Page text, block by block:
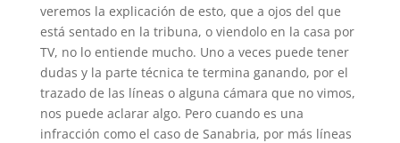
veremos la explicación de esto, que a ojos del que
está sentado en la tribuna, o viendolo en la casa por
TV, no lo entiende mucho. Uno a veces puede tener
dudas y la parte técnica te termina ganando, por el
trazado de las líneas o alguna cámara que no vimos,
nos puede aclarar algo. Pero cuando es una
infracción como el caso de Sanabria, por más líneas